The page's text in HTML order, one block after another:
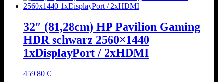
32″ (81,28cm) HP Pavilion Gaming
HDR schwarz 2560×1440
1xDisplayPort / 2xHDMI
459,80 €